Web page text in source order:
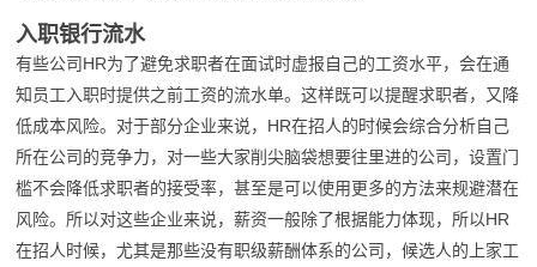
入职银行流水
有些公司HR为了避免求职者在面试时虚报自己的工资水平，会在通
知员工入职时提供之前工资的流水单。这样既可以提醒求职者，又降
低成本风险。对于部分企业来说，HR在招人的时候会综合分析自己
所在公司的竞争力，对一些大家削尖脑袋想要往里进的公司，设置门
槛不会降低求职者的接受率，甚至是可以使用更多的方法来规避潜在
风险。所以对这些企业来说，薪资一般除了根据能力体现，所以HR
在招人时候，尤其是那些没有职级薪酬体系的公司，候选人的上家工